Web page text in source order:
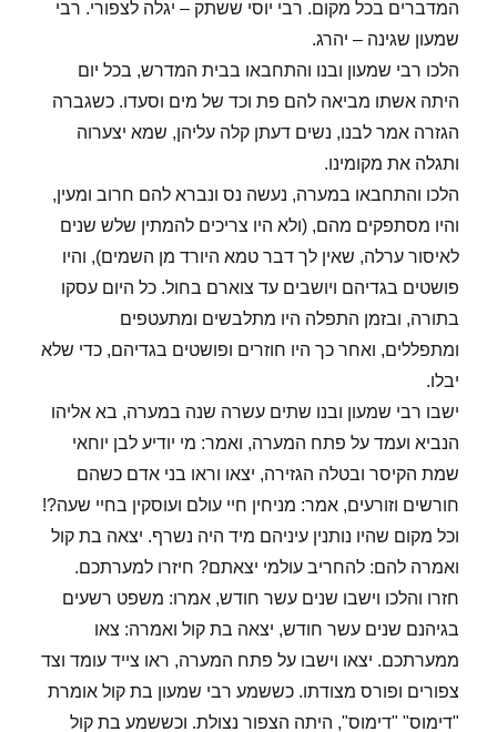
המדברים בכל מקום. רבי יוסי ששתק – יגלה לצפורי. רבי
שמעון שגינה – יהרג.
הלכו רבי שמעון ובנו והתחבאו בבית המדרש, בכל יום
היתה אשתו מביאה להם פת וכד של מים וסעדו. כשגברה
הגזרה אמר לבנו, נשים דעתן קלה עליהן, שמא יצערוה
ותגלה את מקומינו.
הלכו והתחבאו במערה, נעשה נס ונברא להם חרוב ומעין,
והיו מסתפקים מהם, (ולא היו צריכים להמתין שלש שנים
לאיסור ערלה, שאין לך דבר טמא היורד מן השמים), והיו
פושטים בגדיהם ויושבים עד צוארם בחול. כל היום עסקו
בתורה, ובזמן התפלה היו מתלבשים ומתעטפים
ומתפללים, ואחר כך היו חוזרים ופושטים בגדיהם, כדי שלא
יבלו.
ישבו רבי שמעון ובנו שתים עשרה שנה במערה, בא אליהו
הנביא ועמד על פתח המערה, ואמר: מי יודיע לבן יוחאי
שמת הקיסר ובטלה הגזירה, יצאו וראו בני אדם כשהם
חורשים וזורעים, אמר: מניחין חיי עולם ועוסקין בחיי שעה?!
וכל מקום שהיו נותנין עיניהם מיד היה נשרף. יצאה בת קול
ואמרה להם: להחריב עולמי יצאתם? חיזרו למערתכם.
חזרו והלכו וישבו שנים עשר חודש, אמרו: משפט רשעים
בגיהנם שנים עשר חודש, יצאה בת קול ואמרה: צאו
ממערתכם. יצאו וישבו על פתח המערה, ראו צייד עומד וצד
צפורים ופורס מצודתו. כששמע רבי שמעון בת קול אומרת
"דימוס" "דימוס", היתה הצפור נצולת. וכששמע בת קול